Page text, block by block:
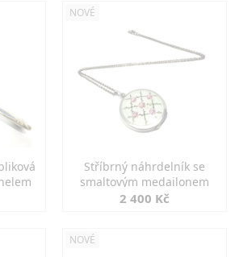
NOVÉ
Stříbrný náhrdelník se
smaltovým medailonem
2 400 Kč
NOVÉ